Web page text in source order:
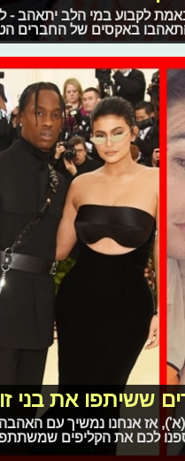
לקבוע במי הלב יתאהב -
באקסים של החברים
ששיתפו את בני
(א'), אז אנחנו נמשיך עם
לכם את הקליפים